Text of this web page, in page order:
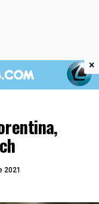
2021
×